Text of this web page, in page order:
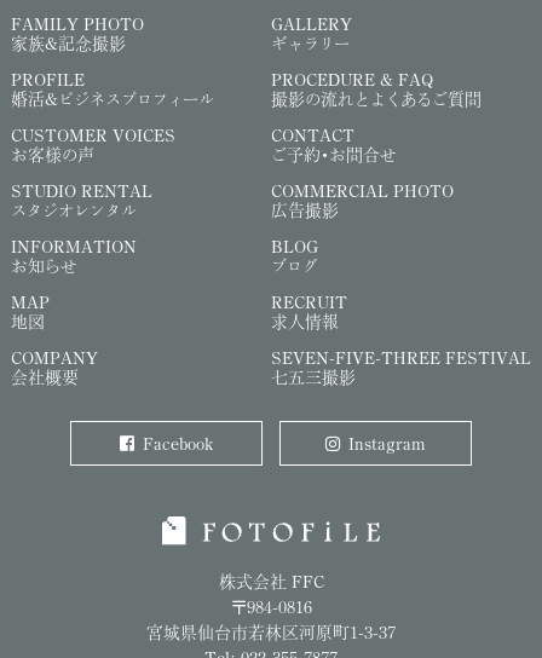
株式会社 FFC
〒984-0816
宮城県仙台市若林区河原町1-3-37
FAMILY PHOTO
家族&記念撮影
GALLERY
ギャラリー
PROFILE
婚活&ビジネスプロフィール
PROCEDURE & FAQ
撮影の流れとよくあるご質問
CUSTOMER VOICES
お客様の声
CONTACT
ご予約・お問合せ
STUDIO RENTAL
スタジオレンタル
COMMERCIAL PHOTO
広告撮影
INFORMATION
お知らせ
BLOG
ブログ
MAP
地図
RECRUIT
求人情報
COMPANY
会社概要
SEVEN-FIVE-THREE FESTIVAL
七五三撮影
Facebook Instagram